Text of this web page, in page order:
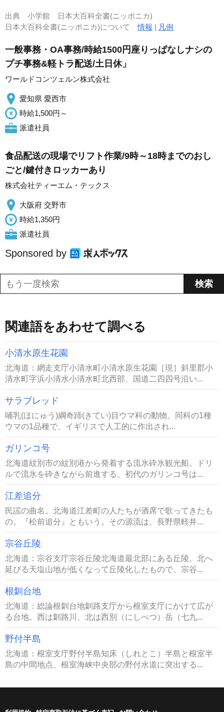
出典 小学館 日本大百科全書(ニッポニカ)
日本大百科全書(ニッポニカ)について情報 | 凡例
一般事務・OA事務/時給1500円座りっぱなしナシの
プチ事務&軽トラ配送/土日休」
ワールドコンツェルン株式会社
愛知県 愛西市
時給1,500円～
派遣社員
食品配送の現場でリフト作業/9時～18時までのおし
ごと/鍵付きロッカーあり
株式会社ティーエム・テックス
大阪府 交野市
時給1,350円
派遣社員
Sponsored by
関連語をあわせて調べる
小清水原生花園
北海道：網走支庁小清水町小清水原生花園［現］斜里郡小
清水町字浜小清水小清水町北西部、国道二四四号沿い...
サラブレッド
哺乳(ほにゅう)綱奇蹄(きてい)目ウマ科の動物。同科の1種
ウマの1品種で、イギリスで人工的に作出され...
ガリンコ号
北海道紋別市の紋別港から発着する流氷砕氷観光船。ドリ
ルで流氷を砕きながら前進する。初代のガリンコ号は...
江差追分
民謡の曲名。北海道江差町の人たちが酒席で歌ってきたも
の。『松前追分』ともいう。その源流は、長野県軽井...
宗谷丘陵
北海道：宗谷支庁宗谷丘陵北海道最北部にある丘陵。北へ
延びる天塩山地が低くなって丘陵化したもので、宗谷...
根釧台地
北海道：総論根釧台地釧路支庁から根室支庁にかけて広が
る台地。西は釧路川、北は西別（にしべつ）岳（七九...
野付半島
北海道：根室支庁野付半島知床（しれとこ）半島と根室半
島の中間地点、根室海峡中央部の野付水道に突出する...